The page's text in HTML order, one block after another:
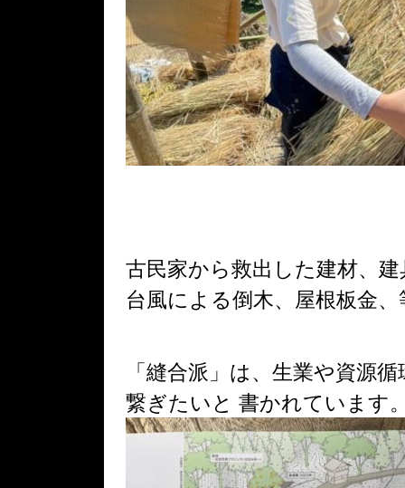
古民家から救出した建材、建
台風による倒木、屋根板金、
「縫合派」は、生業や資源
繋ぎたいと 書かれています